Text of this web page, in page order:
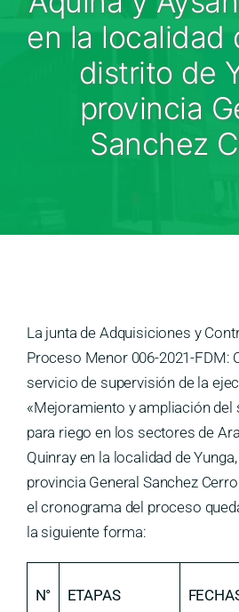
en la localidad
distrito de
provincia
Sanchez
La junta de Adquisiciones y
Proceso Menor 006-2021-FDM:
servicio de supervisión de la
«Mejoramiento y ampliación del
para riego en los sectores de
Quinray en la localidad de
provincia General Sanchez
el cronograma del proceso
la siguiente forma:
N° ETAPAS